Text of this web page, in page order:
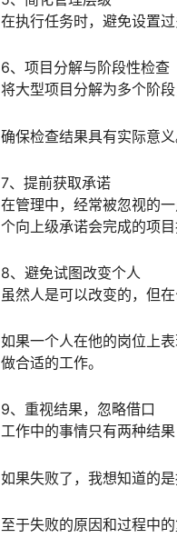
在执行任务时，避免设置
6、项目分解与阶段性检查
将大型项目分解为多个阶
确保检查结果具有实际意
7、提前获取承诺
在管理中，经常被忽视的
个向上级承诺会完成的项目
8、避免试图改变个人
虽然人是可以改变的，但
如果一个人在他的岗位上
做合适的工作。
9、重视结果，忽略借口
工作中的事情只有两种结果
如果失败了，我想知道的
至于失败的原因和过程中